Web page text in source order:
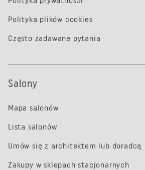
Polityka plików cookies
Często zadawane pytania
Salony
Mapa salonów
Lista salonów
Umów się z architektem lub doradcą
Zakupy w sklepach stacjonarnych